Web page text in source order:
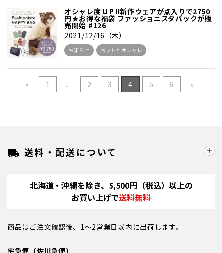
オシャレ度ＵＰ!!新作ウェアが点入りで2750
円★お得な福袋 ファッショニスタパックが販
売開始 #126
2021/12/16（木）
お知らせ ペットとオシャレ
« 1 ... 2 3 4 5 6 »
local_shipping 送料・配送について
北海道・沖縄を除き、5,500円（税込）以上の
お買い上げで送料無料
商品はご注文確認後、1～2営業日以内に出荷します。
宅急便（佐川急便）